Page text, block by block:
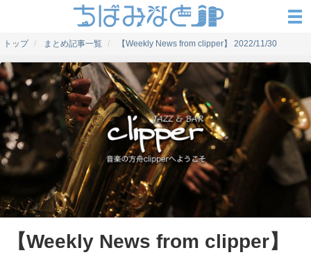
トップ まとめ記事一覧 【Weekly News from clipper】 2022/11/30
【Weekly News from clipper】